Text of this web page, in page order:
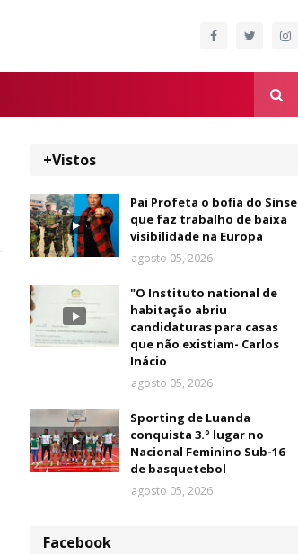
+Vistos
Pai Profeta o bofia do Sinse
que faz trabalho de baixa
visibilidade na Europa
agosto 05, 2026
"O Instituto national de
habitação abriu
candidaturas para casas
que não existiam- Carlos
Inácio
agosto 05, 2026
Sporting de Luanda
conquista 3.º lugar no
Nacional Feminino Sub-16
de basquetebol
agosto 05, 2026
Facebook